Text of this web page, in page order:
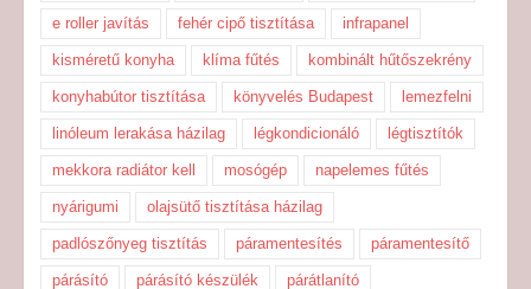
e roller javítás fehér cipő tisztítása infrapanel
kisméretű konyha klíma fűtés kombinált hűtőszekrény
konyhabútor tisztítása könyvelés Budapest lemezfelni
linóleum lerakása házilag légkondicionáló légtisztítók
mekkora radiátor kell mosógép napelemes fűtés
nyárigumi olajsütő tisztítása házilag
padlószőnyeg tisztítás páramentesítés páramentesítő
párásító párásító készülék párátlanító